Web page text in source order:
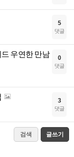
5
댓글
우연한 만남
0
댓글
3
댓글
검색 글쓰기